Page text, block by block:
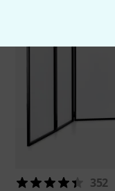
352